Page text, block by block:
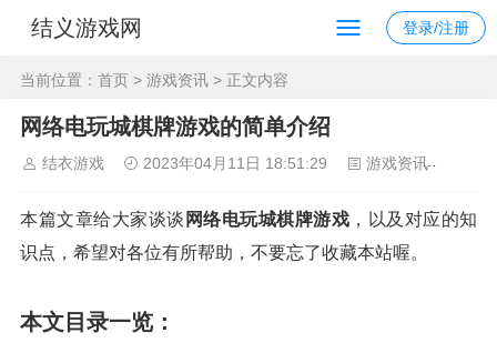
结义游戏网 登录/注册
当前位置： 首页 > 游戏资讯 > 正文内容
网络电玩城棋牌游戏的简单介绍
结衣游戏 2023年04月11日 18:51:29 游戏资讯
本篇文章给大家谈谈 网络电玩城棋牌游戏 ，以及对应的知
识点，希望对各位有所帮助，不要忘了收藏本站喔。
本文目录一览：